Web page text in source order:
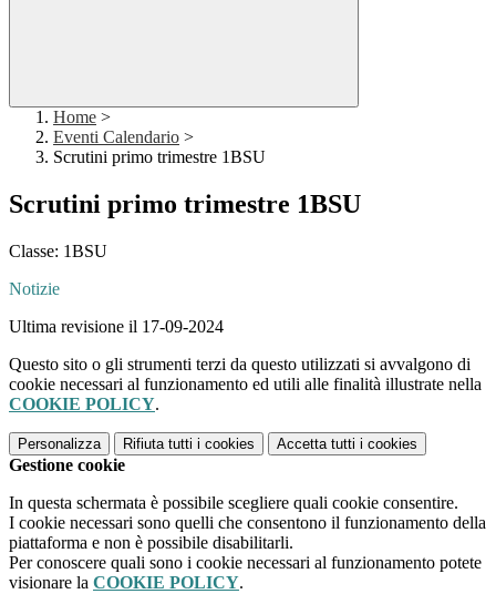
Home >
Eventi Calendario >
Scrutini primo trimestre 1BSU
Scrutini primo trimestre 1BSU
Classe: 1BSU
Notizie
Ultima revisione il 17-09-2024
Questo sito o gli strumenti terzi da questo utilizzati si avvalgono di
cookie necessari al funzionamento ed utili alle finalità illustrate nella
COOKIE POLICY.
Personalizza Rifiuta tutti i cookies Accetta tutti i cookies
Gestione cookie
In questa schermata è possibile scegliere quali cookie consentire.
I cookie necessari sono quelli che consentono il funzionamento della
piattaforma e non è possibile disabilitarli.
Per conoscere quali sono i cookie necessari al funzionamento potete
visionare la COOKIE POLICY.